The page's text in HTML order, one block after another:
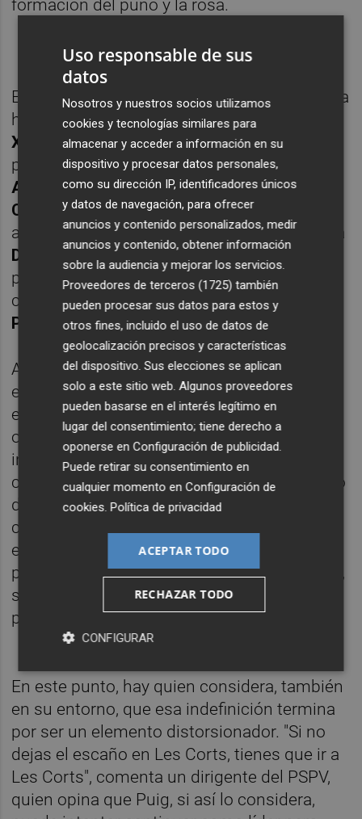
formación del puño y la rosa.
En este sentido, es inevitable dirigir la mirada
hacia el secretario general del PSPV-PSOE,
Ximo Puig. Mientras varios referentes del
partido como el líder provincial de Alicante,
Alejandro Soler, y también el de Valencia,
Carlos Fernández Bielsa, parecen decididos
a aspirar a su puesto, otras como la ministra
Diana Morantse encuentran en la reserva
por si se convierten en la solución de
consenso impulsada por el mismísimo
Pedro Sánchez.
Ahora bien, cualquier posibilidad se
encuentra en el camino a Puig. ¿Tiene el
expresidente la intención de apurar las
opciones de mantenerse en su puesto e
incluso intentar seguir liderando y ser
candidato? A sus 64 años, la gran mayoría lo
descarta, pero lo cierto es que sigue
conservando su escaño en Les Corts y que
en ningún momento ha afirmado que no se
presentará al próximo congreso que, a priori,
se celebrará por estas fechas el año
próximo.
En este punto, hay quien considera, también
en su entorno, que esa indefinición termina
por ser un elemento distorsionador. "Si no
dejas el escaño en Les Corts, tienes que ir a
Les Corts", comenta un dirigente del PSPV,
quien opina que Puig, si así lo considera,
Uso responsable de sus
datos
Nosotros y nuestros socios utilizamos
cookies y tecnologías similares para
almacenar y acceder a información en su
dispositivo y procesar datos personales,
como su dirección IP, identificadores únicos
y datos de navegación, para ofrecer
anuncios y contenido personalizados, medir
anuncios y contenido, obtener información
sobre la audiencia y mejorar los servicios.
Proveedores de terceros (1725) también
pueden procesar sus datos para estos y
otros fines, incluido el uso de datos de
geolocalización precisos y características
del dispositivo. Sus elecciones se aplican
solo a este sitio web. Algunos proveedores
pueden basarse en el interés legítimo en
lugar del consentimiento; tiene derecho a
oponerse enConfiguración de publicidad.
Puede retirar su consentimiento en
cualquier momento enConfiguración de
cookies.Política de privacidad
ACEPTAR TODO
RECHAZAR TODO
CONFIGURAR